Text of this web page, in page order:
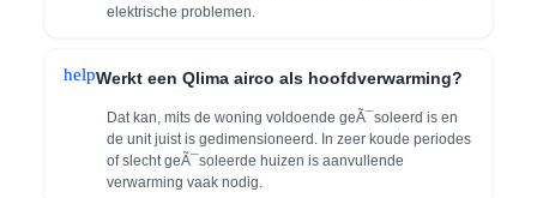
elektrische problemen.
helpWerkt een Qlima airco als hoofdverwarming?
Dat kan, mits de woning voldoende geÃ¯soleerd is en
de unit juist is gedimensioneerd. In zeer koude periodes
of slecht geÃ¯soleerde huizen is aanvullende
verwarming vaak nodig.